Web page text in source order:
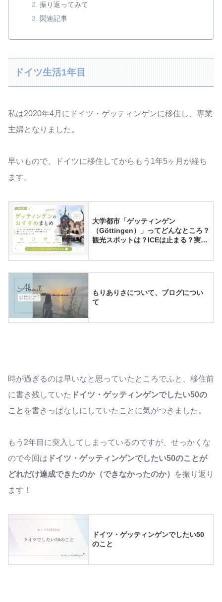
振り返ってみて
関連記事
ドイツ生活1年目
私は2020年4月にドイツ・ゲッティンゲンに移住し、専業
主婦となりました。
早いもので、ドイツに移住してからもう1年5ヶ月が経ち
ます。
大学都市「ゲッティンゲン
（Göttingen）」ってどんなところ？
観光スポットは？ICEは止まる？実際
ンの魅力8選
もりありさについて、ブログについ
て
時が過ぎるのは早いなと思っていたところでふと、移住前
に書き残していた ドイツ・ゲッティンゲンでしたい50の
こと を書きっぱなしにしていたことに気がつきました。
もう2年目に突入してしまっているのですが、せっかくな
ので今回は ドイツ・ゲッティンゲンでしたい50のことが
どれだけ達成できたのか（できなかったのか）
を振り返り
ます！
ドイツ・ゲッティンゲンでしたい50
のこと